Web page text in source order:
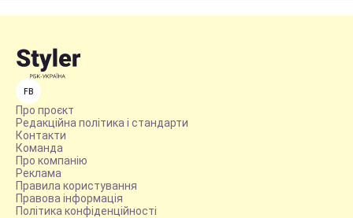
FB
Про проєкт
Редакційна політика і стандарти
Контакти
Команда
Про компанію
Реклама
Правила користування
Правова інформація
Політика конфіденційності